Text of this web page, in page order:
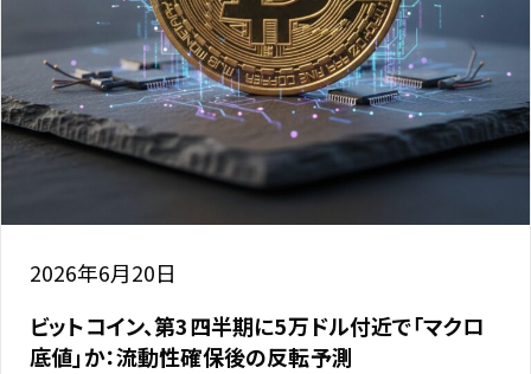
2026年6月20日
ビットコイン、第3四半期に5万ドル付近で「マクロ
底値」か：流動性確保後の反転予測